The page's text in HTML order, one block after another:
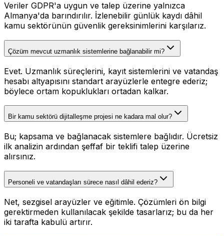
Veriler GDPR'a uygun ve talep üzerine yalnızca
Almanya'da barındırılır. İzlenebilir günlük kaydı dâhil
kamu sektörünün güvenlik gereksinimlerini karşılarız.
Çözüm mevcut uzmanlık sistemlerine bağlanabilir mi?
Evet. Uzmanlık süreçlerini, kayıt sistemlerini ve vatandaş
hesabı altyapısını standart arayüzlerle entegre ederiz;
böylece ortam kopuklukları ortadan kalkar.
Bir kamu sektörü dijitalleşme projesi ne kadara mal olur?
Bu; kapsama ve bağlanacak sistemlere bağlıdır. Ücretsiz
ilk analizin ardından şeffaf bir teklifi talep üzerine
alırsınız.
Personeli ve vatandaşları sürece nasıl dâhil ederiz?
Net, sezgisel arayüzler ve eğitimle. Çözümleri ön bilgi
gerektirmeden kullanılacak şekilde tasarlarız; bu da her
iki tarafta kabulü artırır.